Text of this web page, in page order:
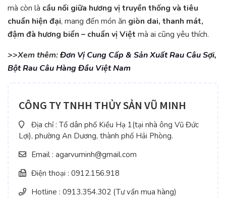
mà còn là cầu nối giữa hương vị truyền thống và tiêu
chuẩn hiện đại, mang đến món ăn giòn dai, thanh mát,
đậm đà hương biển – chuẩn vị Việt mà ai cũng yêu thích.
>>Xem thêm:Đơn Vị Cung Cấp & Sản Xuất Rau Câu Sợi,
Bột Rau Câu Hàng Đầu Việt Nam
CÔNG TY TNHH THỦY SẢN VŨ MINH
Địa chỉ : Tổ dân phố Kiều Hạ 1(tại nhà ông Vũ Đức
Lợi), phường An Dương, thành phố Hải Phòng.
Email : agarvuminh@gmail.com
Điện thoại : 0912.156.918
Hotline : 0913.354.302 (Tư vấn mua hàng)